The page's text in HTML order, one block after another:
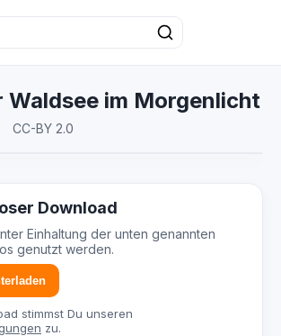
Waldsee im Morgenlicht
CC-BY 2.0
Download
Einhaltung der unten genannten
genutzt werden.
stimmst Du unseren
zu.